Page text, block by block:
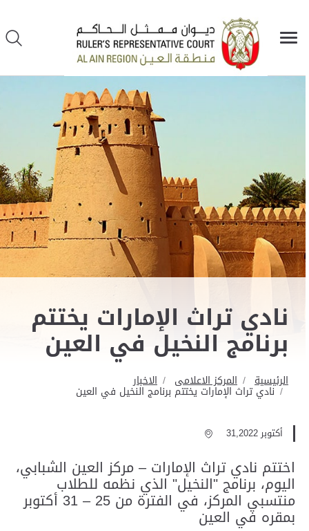
نادي تراث الإمارات يختتم
برنامج النخيل في العين
الرئيسية المركز الاعلامى الاخبار
نادي تراث الإمارات يختتم برنامج النخيل في العين
أكتوبر 31,2022
اختتم نادي تراث الإمارات – مركز العين الشبابي،
اليوم، برنامج "النخيل" الذي نظمه للطلاب
منتسبي المركز، في الفترة من 25 – 31 أكتوبر
بمقره في العين